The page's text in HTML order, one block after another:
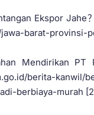
Ekspor Jahe
barat-provinsi-
Mendirikan PT
berita-kanwil/
berbiaya-murah